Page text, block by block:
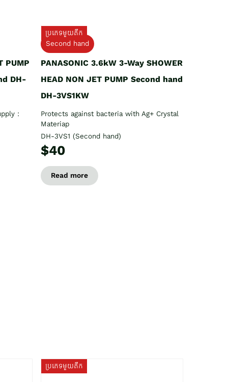
PUMP
DH-
:
ប្រភេទមួយតឹក
Second hand
PANASONIC 3.6kW 3-Way SHOWER
HEAD NON JET PUMP Second hand
DH-3VS1KW
Protects against bacteria with Ag+ Crystal
Materiap
DH-3VS1 (Second hand)
$40
Read more
ប្រភេទមួយតឹក